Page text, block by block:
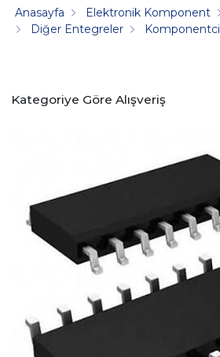
Anasayfa Elektronik Komponent
Diğer Entegreler
Komponentci
Kategoriye Göre Alışveriş